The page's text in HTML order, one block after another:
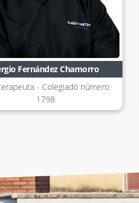
Fernández Chamorro
- Colegiado número
1798